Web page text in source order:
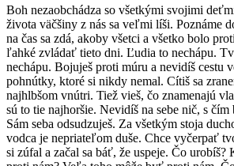
Boh nezaobchádza so všetkými svojimi
života väčšiny z nás sa veľmi líši. Poznáme
na čas sa zdá, akoby všetci a všetko bolo
ľahké zvládať tieto dni. Ľudia to nechápu.
nechápu. Bojuješ proti múru a nevidíš cestu
pohnútky, ktoré si nikdy nemal. Cítiš sa
najhlbšom vnútri. Tiež vieš, čo znamenajú
sú to tie najhoršie. Nevidíš na sebe nič, s
Sám seba odsudzuješ. Za všetkým stoja
vodca je nepriateľom duše. Chce vyčerpať
si zúfal a začal sa báť, že uspeje. Čo urobíš?